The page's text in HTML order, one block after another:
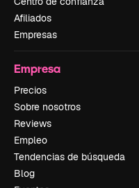
Afiliados
Empresas
Empresa
Precios
Sobre nosotros
Reviews
Empleo
Tendencias de búsqueda
Blog